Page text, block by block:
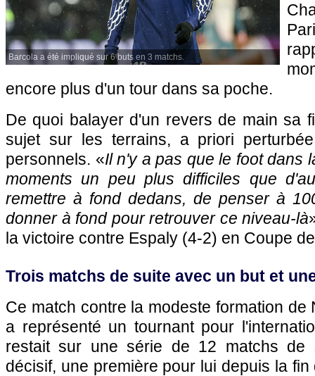
Barcola a été impliqué sur 6 buts en 3 matchs.
encore plus d'un tour dans sa poche.
De quoi balayer d'un revers de main sa
sujet sur les terrains, a priori
personnels. «Il n'y a pas que le foot dans
moments un peu plus difficiles que
remettre à fond dedans, de penser à
donner à fond pour retrouver ce niveau-là
la victoire contre Espaly (4-2) en Coupe
Trois matchs de suite avec un but et
Ce match contre la modeste formation de
a représenté un tournant pour
restait sur une série de 12 matchs de
décisif, une première pour lui depuis la